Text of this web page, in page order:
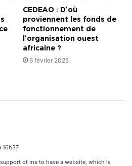
CEDEAO : D’où
proviennent les fonds de
fonctionnement de
l’organisation ouest
africaine ?
6 février 2025
16h37
support of me to have a website, which is